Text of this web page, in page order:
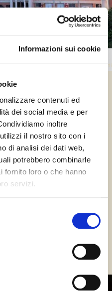
Informazioni sui cookie
contenuti ed
dei social media e per
inoltre
il nostro sito con i
di analisi dei dati web,
potrebbero combinarle
fornito loro o che hanno
servizi.
Bedogni
nati dall’eccellenza del
nostra produzione: il